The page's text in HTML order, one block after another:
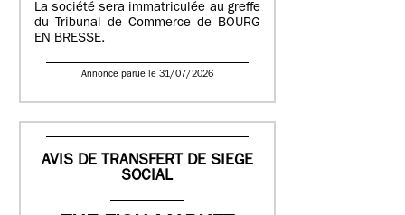
La société sera immatriculée au greffe
du Tribunal de Commerce de BOURG
EN BRESSE.
Annonce parue le 31/07/2026
AVIS DE TRANSFERT DE SIEGE
SOCIAL